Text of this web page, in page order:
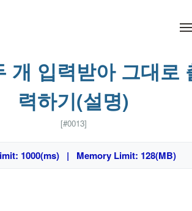
개 입력받아 그대로
력하기(설명)
[#0013]
1000(ms) | Memory Limit: 128(MB)